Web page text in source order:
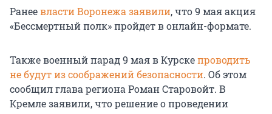
Ранеевласти Воронежа заявили, что 9 мая акция
«Бессмертный полк» пройдет в онлайн-формате.
Также военный парад 9 мая в Курскепроводить
не будут из соображений безопасности. Об этом
сообщил глава региона Роман Старовойт. В
Кремле заявили, что решение о проведении